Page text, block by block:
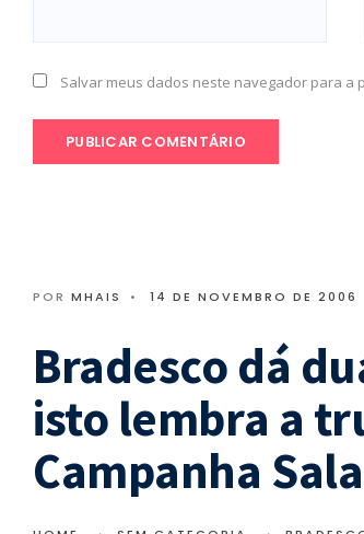
Salvar meus dados neste navegador para a
POR MHAIS • 14 DE NOVEMBRO DE 2006
Bradesco dá
isto lembra a
Campanha